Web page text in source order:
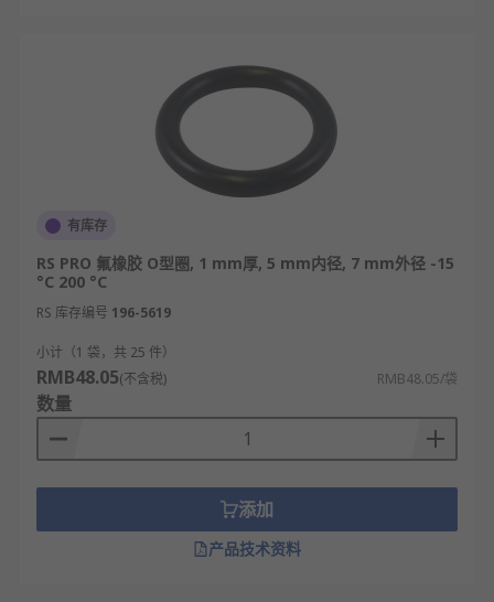
有库存
RS PRO 氟橡胶 O型圈, 1 mm厚, 5 mm内径, 7 mm外径 -15
°C 200 °C
RS 库存编号 196-5619
小计（1 袋，共 25 件）
RMB48.05(不含税) RMB48.05/袋
数量
添加
产品技术资料